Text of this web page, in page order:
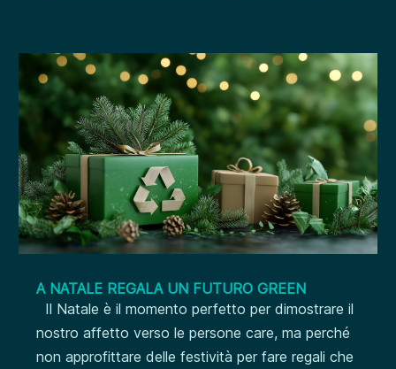
A NATALE REGALA UN FUTURO GREEN
Il Natale è il momento perfetto per dimostrare il
nostro affetto verso le persone care, ma perché
non approfittare delle festività per fare regali che